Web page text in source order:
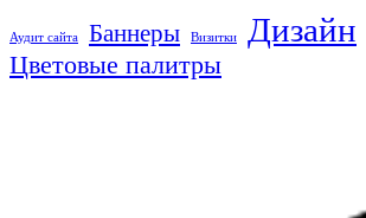
Аудит сайта Баннеры Визитки Дизайн
Цветовые палитры